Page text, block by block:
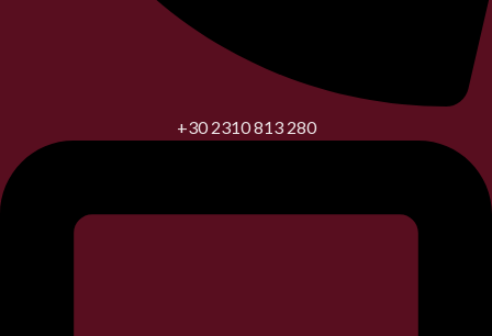
+30 2310 813 280